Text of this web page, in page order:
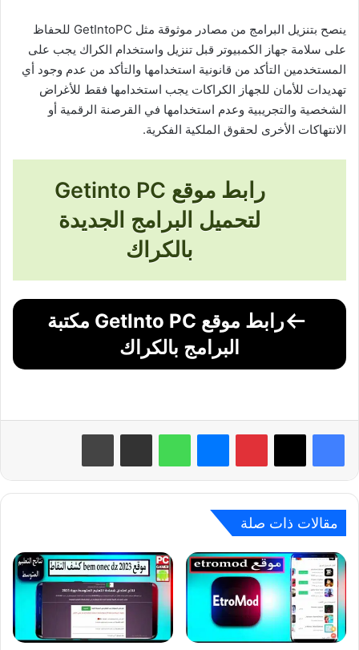
ينصح بتنزيل البرامج من مصادر موثوقة مثل GetIntoPC للحفاظ
على سلامة جهاز الكمبيوتر قبل تنزيل واستخدام الكراك يجب على
المستخدمين التأكد من قانونية استخدامها والتأكد من عدم وجود أي
تهديدات للأمان للجهاز الكراكات يجب استخدامها فقط للأغراض
الشخصية والتجريبية وعدم استخدامها في القرصنة الرقمية أو
الانتهاكات الأخرى لحقوق الملكية الفكرية.
رابط
موقع Getinto PC
لتحميل البرامج الجديدة
بالكراك
رابط موقع GetInto PC مكتبة
البرامج بالكراك
بينتيريست واتساب
مقالات ذات صلة